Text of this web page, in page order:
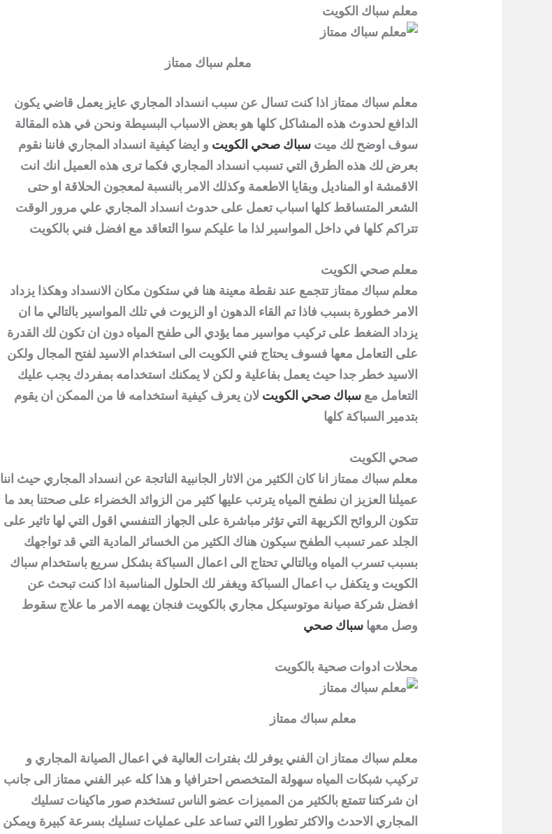
معلم سباك الكويت
معلم سباك ممتاز
معلم سباك ممتاز اذا كنت تسال عن سبب انسداد المجاري عايز يعمل قاضي يكون
الدافع لحدوث هذه المشاكل كلها هو بعض الاسباب البسيطة ونحن في هذه المقالة
سوف اوضح لك ميتسباك صحي الكويت و ايضا كيفية انسداد المجاري فاننا نقوم
بعرض لك هذه الطرق التي تسبب انسداد المجاري فكما ترى هذه العميل انك انت
الاقمشة او المناديل وبقايا الاطعمة وكذلك الامر بالنسبة لمعجون الحلاقة او حتى
الشعر المتساقط كلها اسباب تعمل على حدوث انسداد المجاري علي مرور الوقت
تتراكم كلها في داخل المواسير لذا ما عليكم سوا التعاقد مع افضل فني بالكويت
معلم صحي الكويت
معلم سباك ممتاز تتجمع عند نقطة معينة هنا في ستكون مكان الانسداد وهكذا يزداد
الامر خطورة بسبب فاذا تم القاء الدهون او الزيوت في تلك المواسير بالتالي ما ان
يزداد الضغط على تركيب مواسير مما يؤدي الى طفح المياه دون ان تكون لك القدرة
على التعامل معها فسوف يحتاج فني الكويت الى استخدام الاسيد لفتح المجال ولكن
الاسيد خطر جدا حيث يعمل بفاعلية و لكن لا يمكنك استخدامه بمفردك يجب عليك
التعامل معسباك صحي الكويت لان يعرف كيفية استخدامه فا من الممكن ان يقوم
بتدمير السباكة كلها
صحي الكويت
معلم سباك ممتاز انا كان الكثير من الاثار الجانبية الناتجة عن انسداد المجاري حيث اننا
عميلنا العزيز ان نطفح المياه يترتب عليها كثير من الزوائد الخضراء على صحتنا بعد ما
تتكون الروائح الكريهة التي تؤثر مباشرة على الجهاز التنفسي اقول التي لها تاثير على
الجلد عمر تسبب الطفح سيكون هناك الكثير من الخسائر المادية التي قد تواجهك
بسبب تسرب المياه وبالتالي تحتاج الى اعمال السباكة بشكل سريع باستخدامسباك
الكويت و يتكفل ب اعمال السباكة ويغفر لك الحلول المناسبة اذا كنت تبحث عن
افضل شركة صيانة موتوسيكل مجاري بالكويت فنجان يهمه الامر ما علاج سقوط
وصل معهاسباك صحي
محلات ادوات صحية بالكويت
معلم سباك ممتاز
معلم سباك ممتاز ان الفني يوفر لك بفترات العالية في اعمال الصيانة المجاري و
تركيب شبكات المياه سهولة المتخصص احترافيا و هذا كله عبر الفني ممتاز الى جانب
ان شركتنا تتمتع بالكثير من المميزات عضو الناس تستخدم صور ماكينات تسليك
المجاري الاحدث والاكثر تطورا التي تساعد على عمليات تسليك بسرعة كبيرة ويمكن